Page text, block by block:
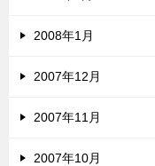
2008年1月
2007年12月
2007年11月
2007年10月